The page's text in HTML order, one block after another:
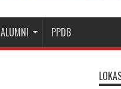
ALUMNI PPDB